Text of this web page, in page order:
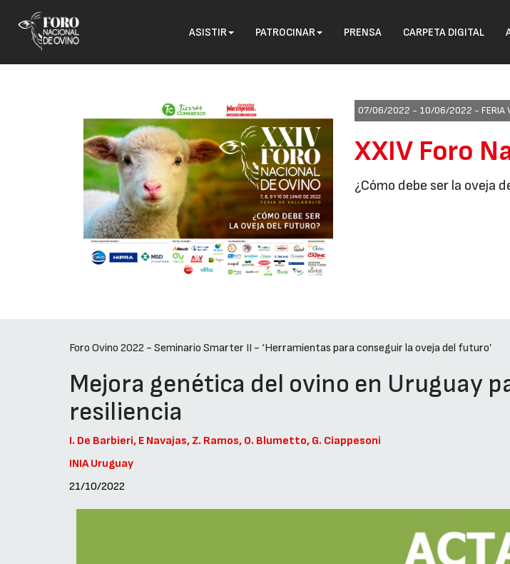
ASISTIR PATROCINAR PRENSA CARPETA DIGITAL
07/06/2022 - 10/06/2022 - FERIA
XXIV Foro
¿Cómo debe ser la oveja
Foro Ovino 2022 - Seminario Smarter II - ‘Herramientas para conseguir la oveja del futuro’
Mejora genética del ovino en Uruguay
resiliencia
I. De Barbieri, E Navajas, Z. Ramos, O. Blumetto, G. Ciappesoni
INIA Uruguay
21/10/2022